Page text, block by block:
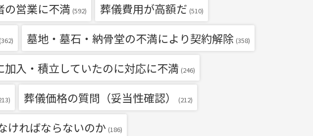
の営業に不満 (592) 葬儀費用が高額だ (510)
墓地・墓石・納骨堂の不満により契約解除 (358)
加入・積立していたのに対応に不満 (246)
葬儀価格の質問（妥当性確認） (212)
ければならないのか (186)